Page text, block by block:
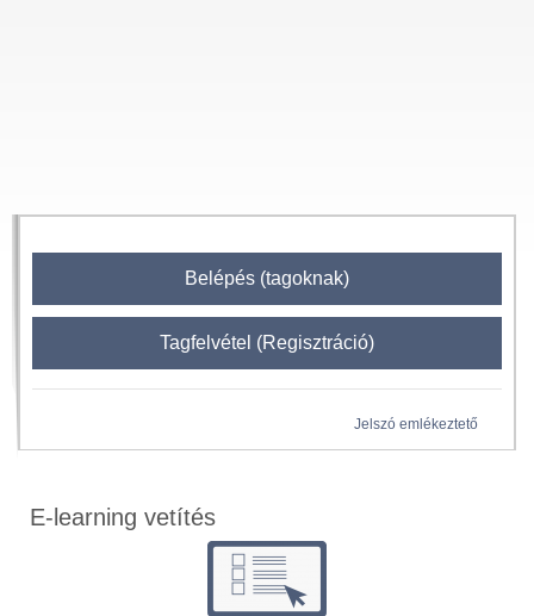
Belépés (tagoknak)
Tagfelvétel (Regisztráció)
Jelszó emlékeztető
E-learning vetítés